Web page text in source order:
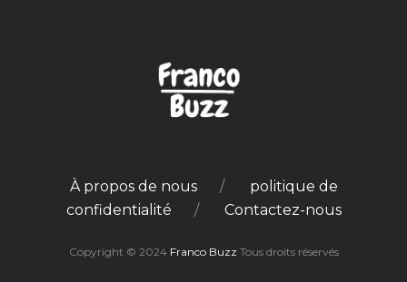
À propos de nous
politique de
confidentialité
Contactez-nous
Copyright © 2024 Franco Buzz Tous droits réservés